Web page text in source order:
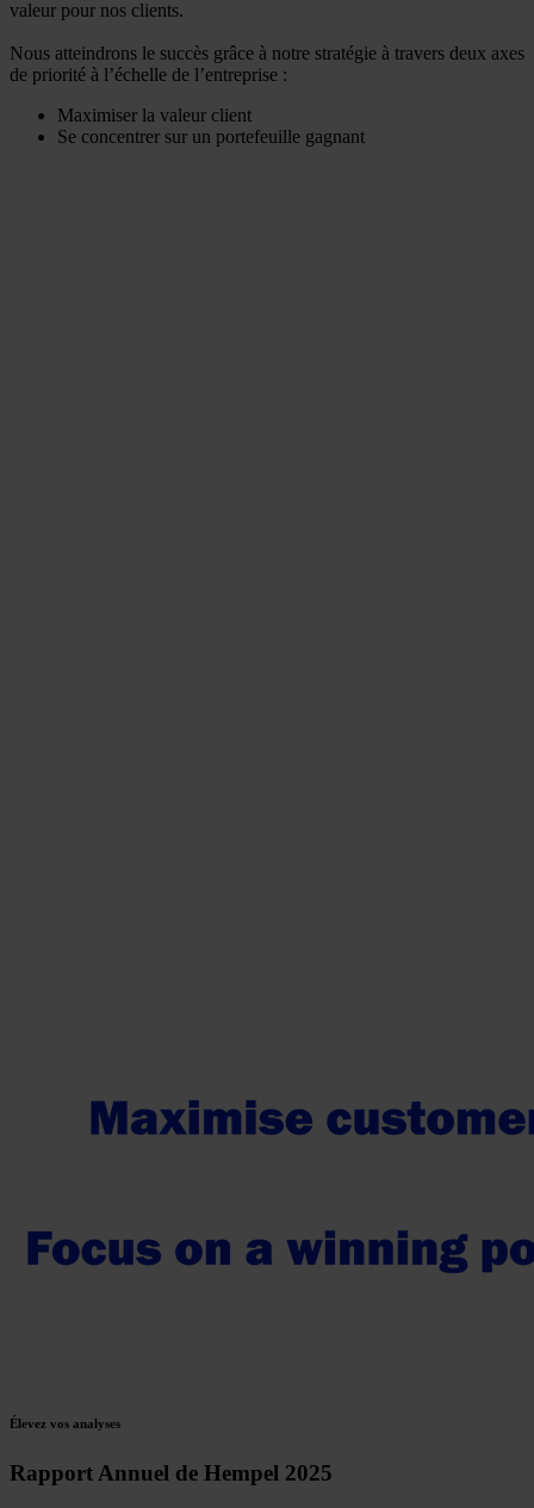
valeur pour nos clients.
Nous atteindrons le succès grâce à notre stratégie à travers deux axes
de priorité à l’échelle de l’entreprise :
Maximiser la valeur client
Se concentrer sur un portefeuille gagnant
Élevez vos analyses
Rapport Annuel de Hempel 2025